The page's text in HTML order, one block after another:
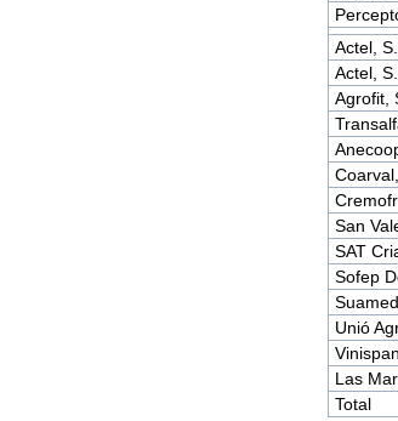
Actel,
Actel,
Agrofit,
San
SAT
Sofep
Unió
Las
Total